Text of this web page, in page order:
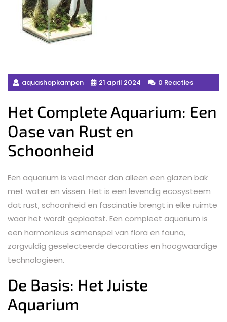
aquashopkampen 21 april 2024 0 Reacties
Het Complete Aquarium: Een
Oase van Rust en
Schoonheid
Een aquarium is veel meer dan alleen een glazen bak
met water en vissen. Het is een levendig ecosysteem
dat rust, schoonheid en fascinatie brengt in elke ruimte
waar het wordt geplaatst. Een compleet aquarium is
een harmonieus samenspel van flora en fauna,
zorgvuldig geselecteerde decoraties en hoogwaardige
technologieën.
De Basis: Het Juiste
Aquarium